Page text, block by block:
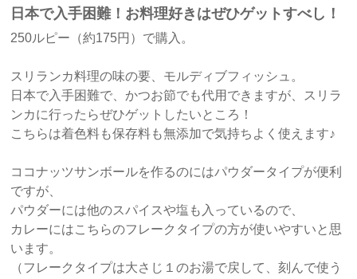
日本で入手困難！お料理好きはぜひゲットすべし！
250ルピー（約175円）で購入。
スリランカ料理の味の要、モルディブフィッシュ。
日本で入手困難で、かつお節でも代用できますが、スリラ
ンカに行ったらぜひゲットしたいところ！
こちらは着色料も保存料も無添加で気持ちよく使えます♪
ココナッツサンボールを作るのにはパウダータイプが便利
ですが、
パウダーには他のスパイスや塩も入っているので、
カレーにはこちらのフレークタイプの方が使いやすいと思
います。
（フレークタイプは大さじ１のお湯で戻して、刻んで使う